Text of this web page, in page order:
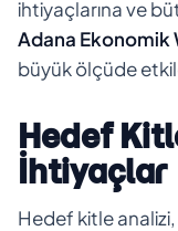
ihtiyaçlarına ve
Adana Ekonomik
büyük ölçüde
Hedef
İhtiyaçlar
Hedef kitle